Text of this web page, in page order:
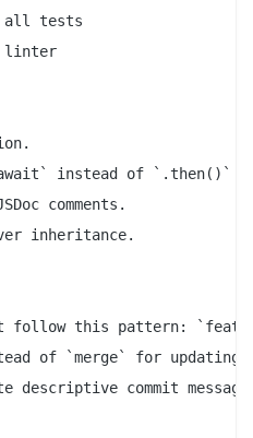
all tests
linter
await` instead of `.then()`
comments.
inheritance.
follow this pattern:
of `merge` for
descriptive commit